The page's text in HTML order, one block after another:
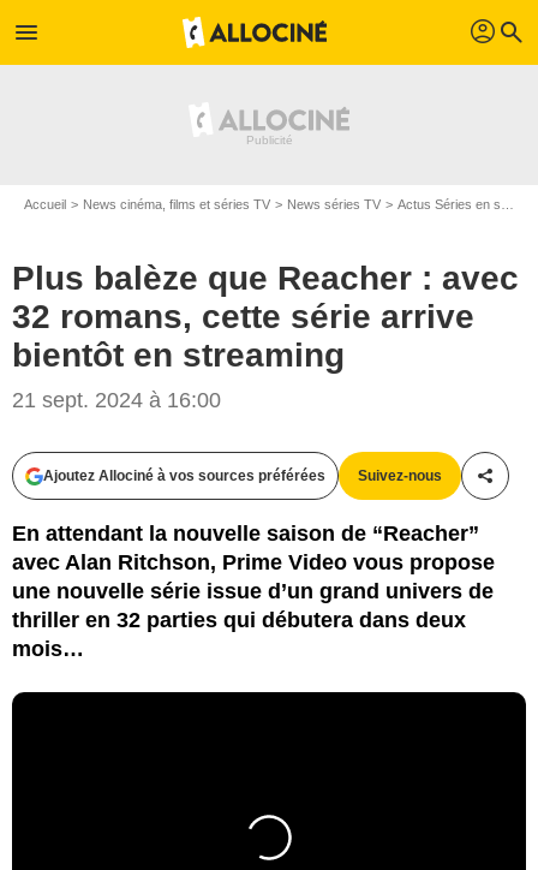
menu profil search
Accueil News cinéma, films et séries TV News séries TV Actus Séries en streaming
Plus balèze que Reacher : avec
32 romans, cette série arrive
bientôt en streaming
21 sept. 2024 à 16:00
Ajoutez Allociné à vos sources préférées Suivez-nous
En attendant la nouvelle saison de “Reacher”
avec Alan Ritchson, Prime Video vous propose
une nouvelle série issue d’un grand univers de
thriller en 32 parties qui débutera dans deux
mois…